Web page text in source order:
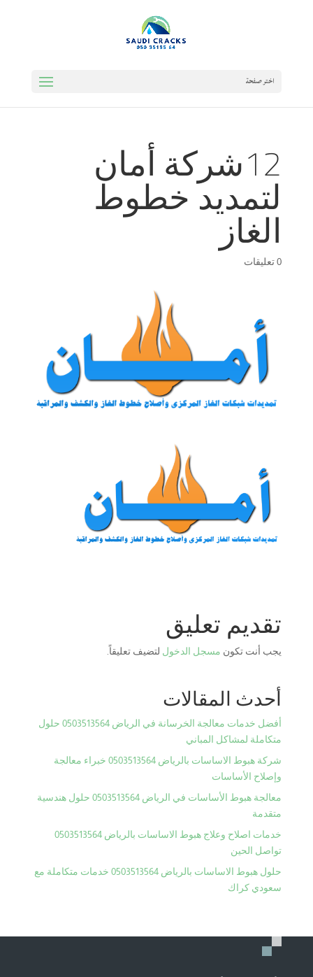
اختر صفحة
12شركة أمان
لتمديد خطوط
الغاز0 تعليقات
تقديم تعليق
يجب أنت تكون مسجل الدخول لتضيف تعليقاً.
أحدث المقالات
أفضل خدمات معالجة الخرسانة في الرياض 0503513564 حلول
متكاملة لمشاكل المباني
شركة هبوط الاساسات بالرياض 0503513564 خبراء معالجة
وإصلاح الأساسات
معالجة هبوط الأساسات في الرياض 0503513564 حلول هندسية
متقدمة
خدمات اصلاح وعلاج هبوط الاساسات بالرياض 0503513564
تواصل الحين
حلول هبوط الاساسات بالرياض 0503513564 خدمات متكاملة مع
سعودي كراك